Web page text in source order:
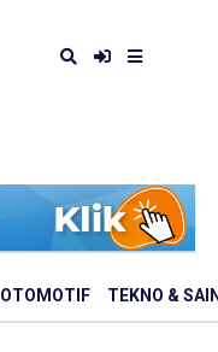
OTOMOTIF TEKNO &